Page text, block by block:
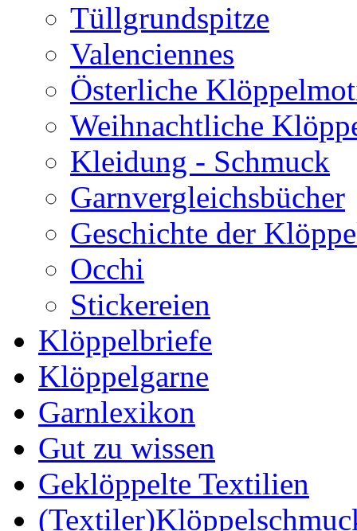
Tüllgrundspitze
Valenciennes
Österliche
Weihnachtliche
Kleidung - Schmuck
Garnvergleichsbücher
Geschichte der
Occhi
Stickereien
Klöppelbriefe
Klöppelgarne
Garnlexikon
Gut zu wissen
Geklöppelte Textilien